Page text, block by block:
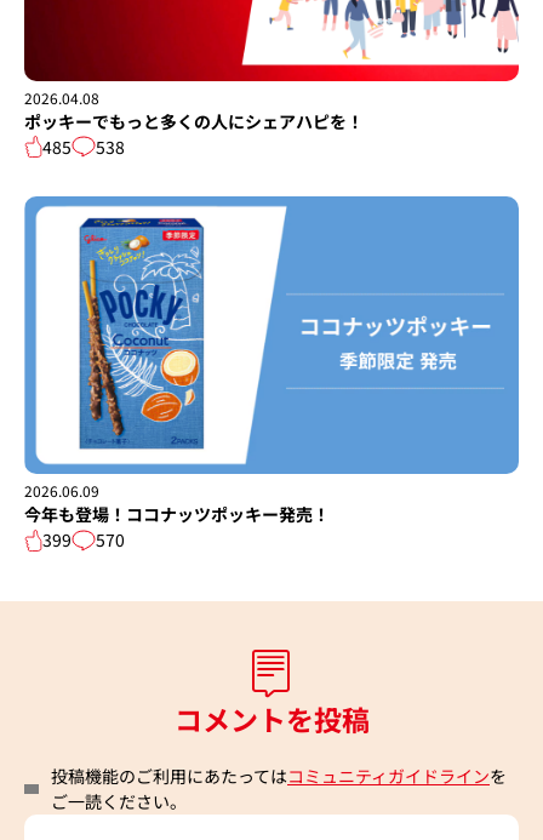
2026.04.08
ポッキーでもっと多くの人にシェアハピを！
485
538
2026.06.09
今年も登場！ココナッツポッキー発売！
399
570
コメントを投稿
投稿機能のご利用にあたってはコミュニティガイドラインを
ご一読ください。